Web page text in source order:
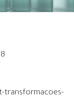
transformacoes-